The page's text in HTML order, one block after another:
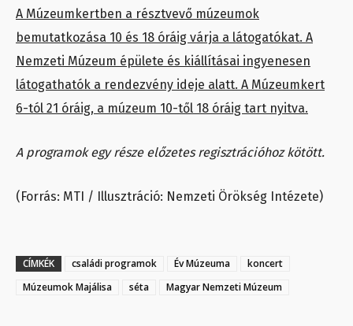
A Múzeumkertben a résztvevő múzeumok
bemutatkozása 10 és 18 óráig várja a látogatókat. A
Nemzeti Múzeum épülete és kiállításai ingyenesen
látogathatók a rendezvény ideje alatt. A Múzeumkert
6-tól 21 óráig, a múzeum 10-től 18 óráig tart nyitva.
A programok egy része előzetes regisztrációhoz kötött.
(Forrás: MTI / Illusztráció: Nemzeti Örökség Intézete)
CÍMKÉK családi programok Év Múzeuma
koncert
Múzeumok Majálisa
séta Magyar Nemzeti Múzeum